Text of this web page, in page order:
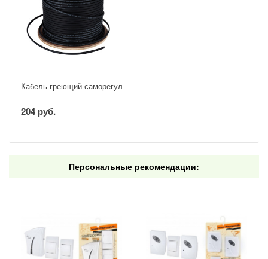
Кабель греющий саморегулирующийся для труб, водостоков,
204 руб.
Персональные рекомендации: